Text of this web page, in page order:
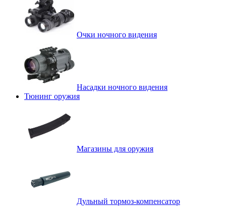
Очки ночного видения
Насадки ночного видения
Тюнинг оружия
Магазины для оружия
Дульный тормоз-компенсатор